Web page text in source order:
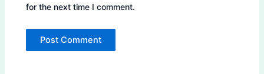
for the next time I comment.